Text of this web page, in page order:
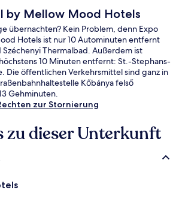
by Mellow Mood Hotels
übernachten? Kein Problem, denn Expo
Hotels ist nur 10 Autominuten entfernt
Thermalbad. Außerdem ist
10 Minuten entfernt: St.-Stephans-
Die öffentlichen Verkehrsmittel sind ganz in
Kőbánya felső
Gehminuten.
zur Stornierung
zu dieser Unterkunft